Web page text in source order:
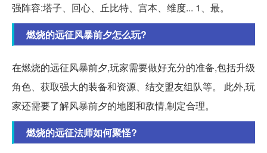
强阵容:塔子、回心、丘比特、宫本、维度... 1、最。
燃烧的远征风暴前夕怎么玩?
在燃烧的远征风暴前夕,玩家需要做好充分的准备,包括升级
角色、获取强大的装备和资源、结交盟友组队等。 此外,玩
家还需要了解风暴前夕的地图和敌情,制定合理。
燃烧的远征法师如何聚怪?